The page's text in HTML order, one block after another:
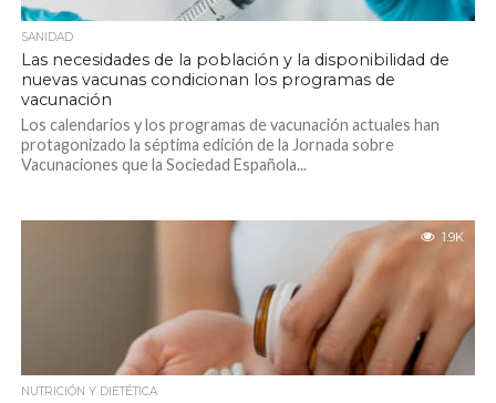
SANIDAD
Las necesidades de la población y la disponibilidad de
nuevas vacunas condicionan los programas de
vacunación
Los calendarios y los programas de vacunación actuales han
protagonizado la séptima edición de la Jornada sobre
Vacunaciones que la Sociedad Española...
1.9K
NUTRICIÓN Y DIETÉTICA